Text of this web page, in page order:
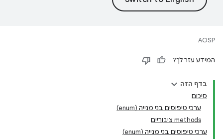
AOSP
המידע עזר לך?
בדף הזה
סיכום
ערכי טיפוסים בני מנייה (enum)
‫methods ציבוריים
ערכי טיפוסים בני מנייה (enum)